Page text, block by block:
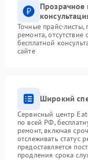
Прозрачное
Точные прайс-листы,
ремонта,
бесплатной
сайте
Широкий
Сервисный центр
по всей РФ,
ремонт, включая
отслеживать статус
предоставляется
продления срока